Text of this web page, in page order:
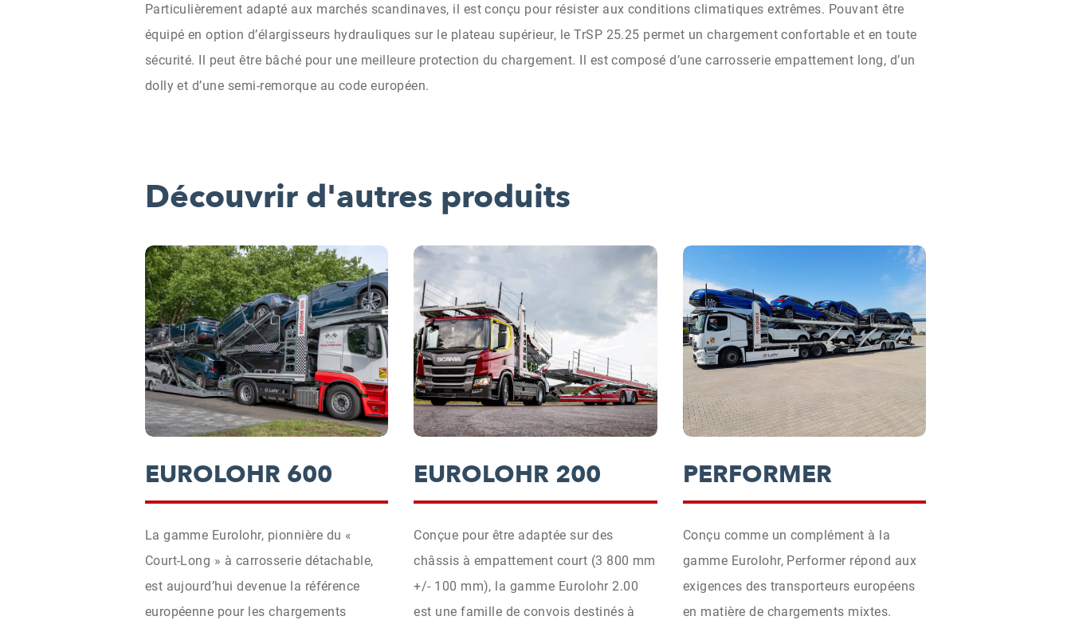
Particulièrement adapté aux marchés scandinaves, il est conçu pour résister aux conditions climatiques extrêmes. Pouvant être
équipé en option d’élargisseurs hydrauliques sur le plateau supérieur, le TrSP 25.25 permet un chargement confortable et en toute
sécurité. Il peut être bâché pour une meilleure protection du chargement. Il est composé d’une carrosserie empattement long, d’un
dolly et d’une semi-remorque au code européen.
Découvrir d'autres produits
EUROLOHR 600
La gamme Eurolohr, pionnière du «
Court-Long » à carrosserie détachable,
est aujourd’hui devenue la référence
européenne pour les chargements
EUROLOHR 200
Conçue pour être adaptée sur des
châssis à empattement court (3 800 mm
+/- 100 mm), la gamme Eurolohr 2.00
est une famille de convois destinés à
PERFORMER
Conçu comme un complément à la
gamme Eurolohr, Performer répond aux
exigences des transporteurs européens
en matière de chargements mixtes.